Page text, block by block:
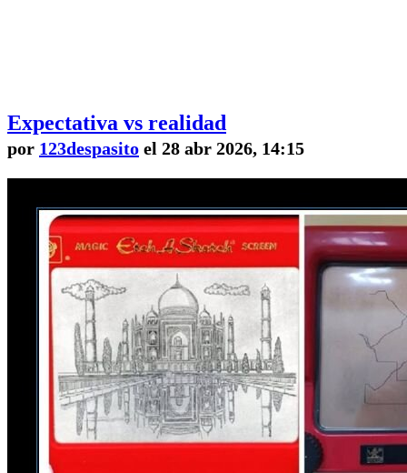
Expectativa vs realidad
por 123despasito el 28 abr 2026, 14:15